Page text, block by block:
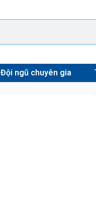
Đội ngũ chuyên gia